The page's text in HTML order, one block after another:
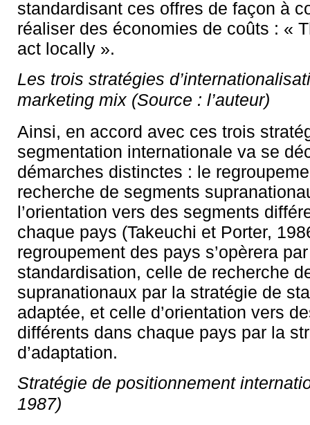
standardisant ces offres de façon à
réaliser des économies de coûts : «
act locally ».
Les trois stratégies
marketing mix (Source : l’auteur)
Ainsi, en accord avec ces trois
segmentation internationale va se
démarches distinctes : le
recherche de segments
l’orientation vers des segments
chaque pays (Takeuchi et Porter,
regroupement des pays s’opèrera
standardisation, celle de recherche
supranationaux par la stratégie de
adaptée, et celle d’orientation vers
différents dans chaque pays par la
d’adaptation.
Stratégie de positionnement
1987)